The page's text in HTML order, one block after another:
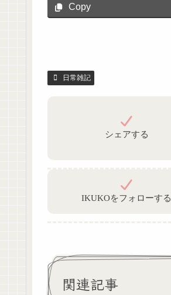
Copy
日常雑記
シェアする
IKUKOをフォローする
関連記事